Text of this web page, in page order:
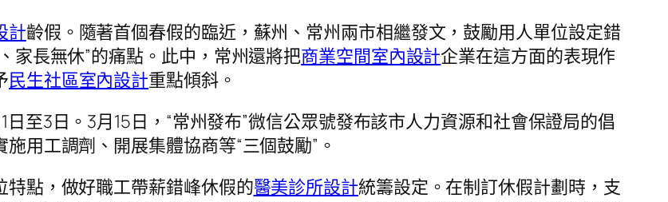
計齡假。隨著首個春假的臨近，蘇州、常州兩市相繼發文，鼓勵用人單位設定錯
家長無休”的痛點。此中，常州還將把商業空間室內設計企業在這方面的表現作
民生社區室內設計重點傾斜。
至3日。3月15日，“常州發布”微信公眾號發布該市人力資源和社會保證局的倡
用工調劑、開展集體協商等“三個鼓勵”。
點，做好職工帶薪錯峰休假的醫美診所設計統籌設定。在制訂休假計劃時，支